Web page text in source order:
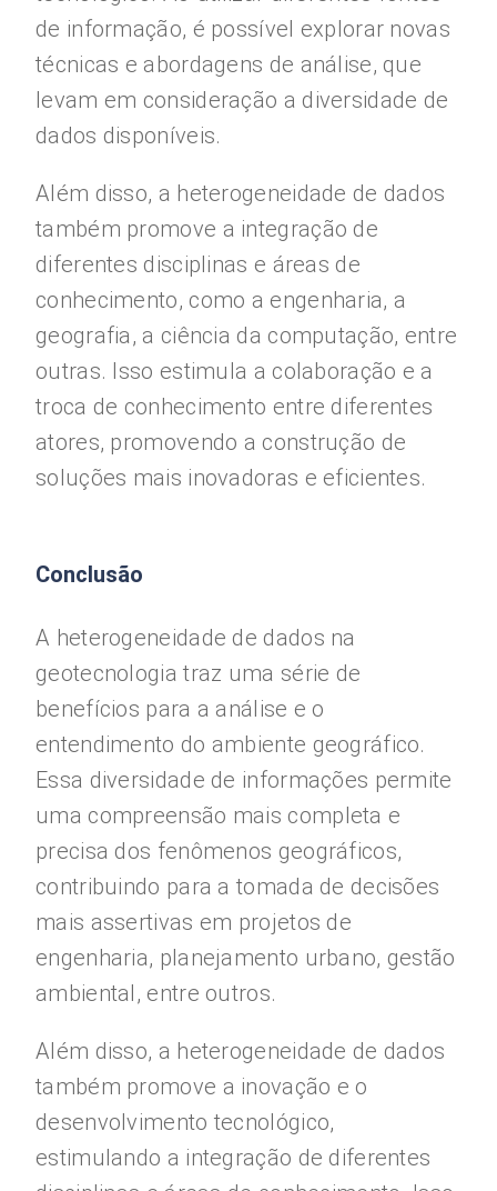
de informação, é possível explorar novas
técnicas e abordagens de análise, que
levam em consideração a diversidade de
dados disponíveis.
Além disso, a heterogeneidade de dados
também promove a integração de
diferentes disciplinas e áreas de
conhecimento, como a engenharia, a
geografia, a ciência da computação, entre
outras. Isso estimula a colaboração e a
troca de conhecimento entre diferentes
atores, promovendo a construção de
soluções mais inovadoras e eficientes.
Conclusão
A heterogeneidade de dados na
geotecnologia traz uma série de
benefícios para a análise e o
entendimento do ambiente geográfico.
Essa diversidade de informações permite
uma compreensão mais completa e
precisa dos fenômenos geográficos,
contribuindo para a tomada de decisões
mais assertivas em projetos de
engenharia, planejamento urbano, gestão
ambiental, entre outros.
Além disso, a heterogeneidade de dados
também promove a inovação e o
desenvolvimento tecnológico,
estimulando a integração de diferentes